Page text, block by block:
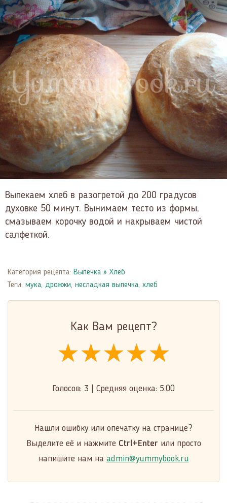
Выпекаем хлеб в разогретой до 200 градусов
духовке 50 минут. Вынимаем тесто из формы,
смазываем корочку водой и накрываем чистой
салфеткой.
Категория рецепта: Выпечка » Хлеб
Теги: мука, дрожжи, несладкая выпечка, хлеб
Как Вам рецепт?
★★★★★
★★★★★
★★★★★
Голосов: 3 Средняя оценка: 5.00
Нашли ошибку или опечатку на странице?
Выделите её и нажмите Ctrl+Enter или просто
напишите нам на admin@yummybook.ru